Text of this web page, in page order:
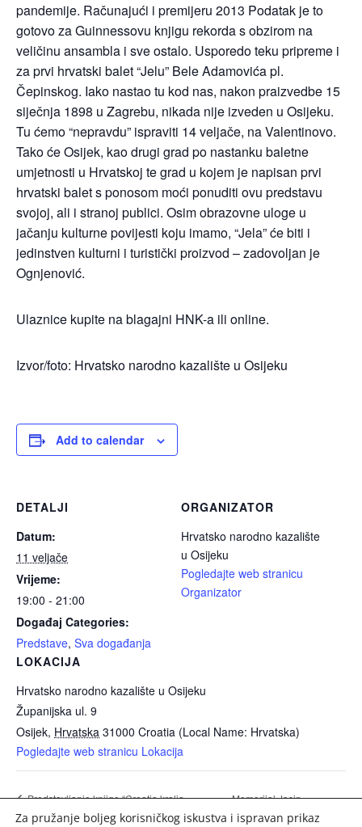
pandemije. Računajući i premijeru 2013 Podatak je to
gotovo za Guinnessovu knjigu rekorda s obzirom na
veličinu ansambla i sve ostalo. Usporedo teku pripreme i
za prvi hrvatski balet “Jelu” Bele Adamovića pl.
Čepinskog. Iako nastao tu kod nas, nakon praizvedbe 15
siječnja 1898 u Zagrebu, nikada nije izveden u Osijeku.
Tu ćemo “nepravdu” ispraviti 14 veljače, na Valentinovo.
Tako će Osijek, kao drugi grad po nastanku baletne
umjetnosti u Hrvatskoj te grad u kojem je napisan prvi
hrvatski balet s ponosom moći ponuditi ovu predstavu
svojoj, ali i stranoj publici. Osim obrazovne uloge u
jačanju kulturne povijesti koju imamo, “Jela” će biti i
jedinstven kulturni i turistički proizvod – zadovoljan je
Ognjenović.
Ulaznice kupite na blagajni HNK-a ili online.
Izvor/foto: Hrvatsko narodno kazalište u Osijeku
Add to calendar
DETALJI
Datum:
11 veljače
Vrijeme:
19:00 - 21:00
Događaj Categories:
Predstave, Sva događanja
LOKACIJA
Hrvatsko narodno kazalište u Osijeku
Županijska ul. 9
Osijek, Hrvatska 31000 Croatia (Local Name: Hrvatska)
Pogledajte web stranicu Lokacija
ORGANIZATOR
Hrvatsko narodno kazalište
u Osijeku
Pogledajte web stranicu
Organizator
Predstavljanje knjige “Croatia kralja
Tomislava”
Memorijal Josip
Gašparac
Za pružanje boljeg korisničkog iskustva i ispravan prikaz